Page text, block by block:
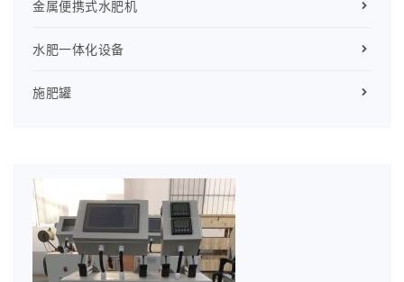
金属便携式水肥机
水肥一体化设备
施肥罐